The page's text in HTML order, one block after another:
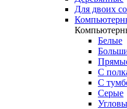
Для двоих
Белые
С
С
Серые